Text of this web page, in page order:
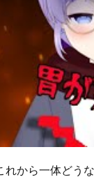
れから一体どう